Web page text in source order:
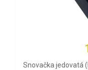
Snovačka jedovatá